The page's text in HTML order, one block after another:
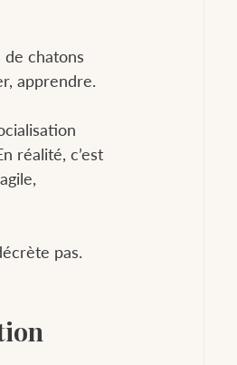
de chatons
apprendre.
réalité, c’est
pas.